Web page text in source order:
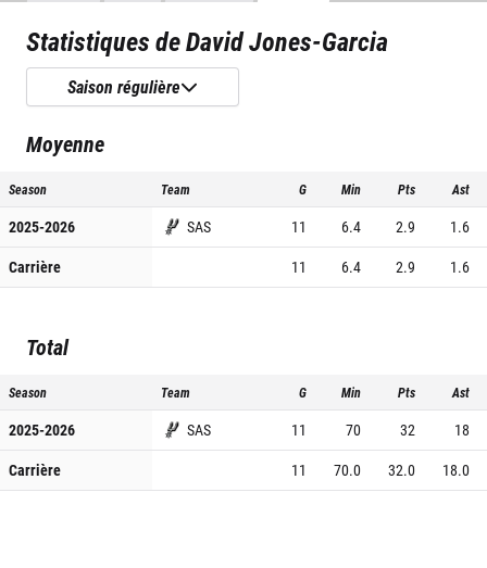
Statistiques deDavid Jones-Garcia
Saison régulière
Moyenne
Season Team G Min Pts Ast
2025-2026 SAS 11 6.4 2.9
1.6
Carrière
11 6.4 2.9 1.6
Total
Season Team G Min Pts Ast
2025-2026 SAS 11 70 32
18
Carrière
11 70.0 32.0 18.0